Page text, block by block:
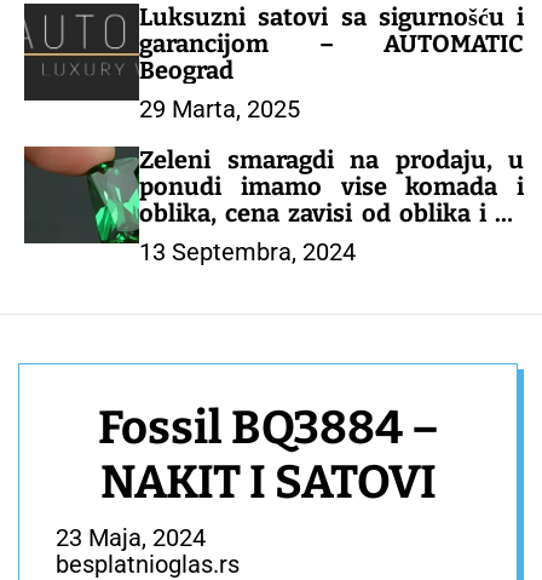
Luksuzni satovi sa sigurnošću i
garancijom – AUTOMATIC
Beograd
29 Marta, 2025
Zeleni smaragdi na prodaju, u
ponudi imamo vise komada i
oblika, cena zavisi od oblika i od
karataze, u ponudi imamo i drugo
drago kamenje, nudimo
naručivanje 0638861547
13 Septembra, 2024
Fossil BQ3884 –
NAKIT I SATOVI
23 Maja, 2024
besplatnioglas.rs